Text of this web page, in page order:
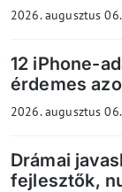
2026. augusztus 06.
12 iPhone-
érdemes
2026. augusztus 06.
Drámai
fejlesztők,